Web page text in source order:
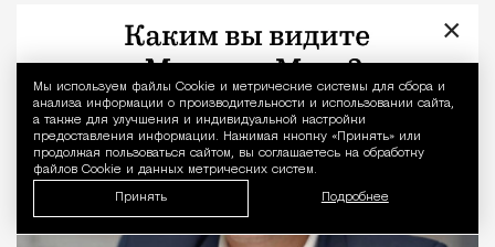
Уведомление
Мы используем файлы Сookie и метрические системы для сбора и
анализа информации о производительности и использовании сайта,
а также для улучшения и индивидуальной настройки
предоставления информации. Нажимая кнопку «Принять» или
продолжая пользоваться сайтом, вы соглашаетесь на обработку
файлов Cookie и данных метрических систем.
Принять Подробнее
Кирилл Романов ×